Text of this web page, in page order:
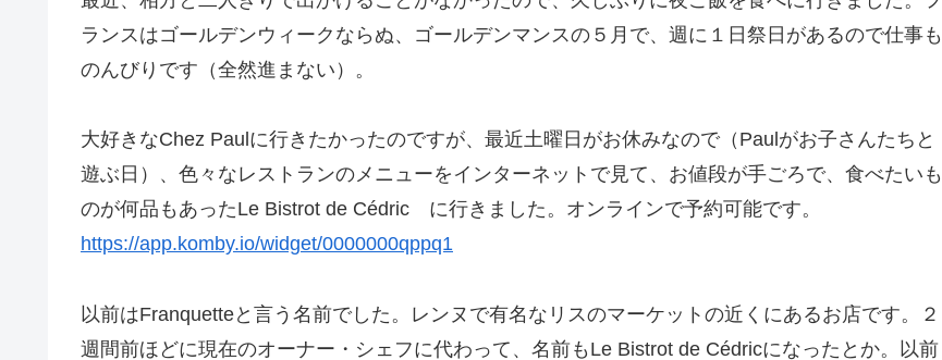
ランスはゴールデンウィークならぬ、ゴールデンマンスの５月で、週に１日祭日があるので仕事も
のんびりです（全然進まない）。
大好きなChez Paulに行きたかったのですが、最近土曜日がお休みなので（Paulがお子さんたちと
遊ぶ日）、色々なレストランのメニューをインターネットで見て、お値段が手ごろで、食べたいも
のが何品もあったLe Bistrot de Cédric に行きました。オンラインで予約可能です。
https://app.komby.io/widget/0000000qppq1
以前はFranquetteと言う名前でした。レンヌで有名なリスのマーケットの近くにあるお店です。２
週間前ほどに現在のオーナー・シェフに代わって、名前もLe Bistrot de Cédricになったとか。以前